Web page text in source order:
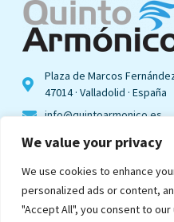
We value your privacy
We use cookies to enhance
personalized ads or content,
"Accept All", you consent to
Plaza de Marcos
47014 · Valladolid · España
info@quintoarmonico.es
Ver en mapa